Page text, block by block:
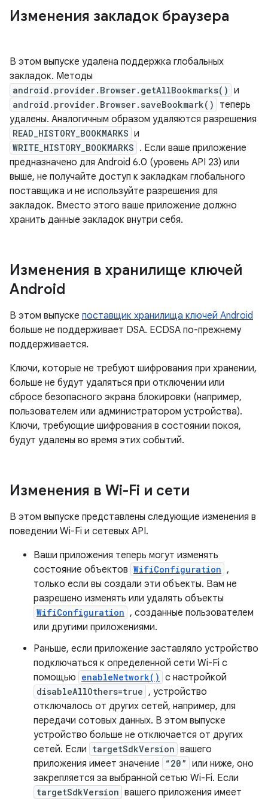
Изменения закладок браузера
В этом выпуске удалена поддержка глобальных
закладок. Методы
android.provider.Browser.getAllBookmarks() и
android.provider.Browser.saveBookmark()
теперь
удалены. Аналогичным образом удаляются разрешения
READ_HISTORY_BOOKMARKS и
WRITE_HISTORY_BOOKMARKS . Если ваше приложение
предназначено для Android 6.0 (уровень API 23) или
выше, не получайте доступ к закладкам глобального
поставщика и не используйте разрешения для
закладок. Вместо этого ваше приложение должно
хранить данные закладок внутри себя.
Изменения в хранилище ключей
Android
В этом выпуске поставщик хранилища ключей Android
больше не поддерживает DSA. ECDSA по-прежнему
поддерживается.
Ключи, которые не требуют шифрования при хранении,
больше не будут удаляться при отключении или
сбросе безопасного экрана блокировки (например,
пользователем или администратором устройства).
Ключи, требующие шифрования в состоянии покоя,
будут удалены во время этих событий.
Изменения в Wi-Fi и сети
В этом выпуске представлены следующие изменения в
поведении Wi-Fi и сетевых API.
Ваши приложения теперь могут изменять
состояние объектов WifiConfiguration ,
только если вы создали эти объекты. Вам не
разрешено изменять или удалять объекты
WifiConfiguration , созданные пользователем
или другими приложениями.
Раньше, если приложение заставляло устройство
подключаться к определенной сети Wi-Fi с
помощью enableNetwork() с настройкой
disableAllOthers=true , устройство
отключалось от других сетей, например, для
передачи сотовых данных. В этом выпуске
устройство больше не отключается от других
сетей. Если targetSdkVersion вашего
приложения имеет значение
“20” или ниже, оно
закрепляется за выбранной сетью Wi-Fi. Если
targetSdkVersion вашего приложения имеет